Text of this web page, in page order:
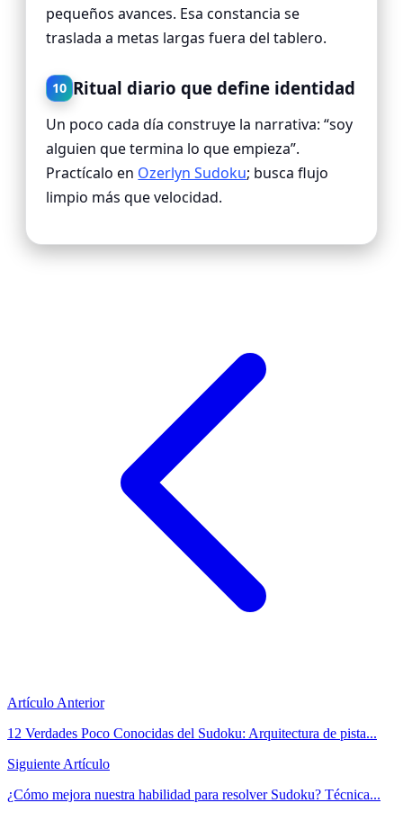
pequeños avances. Esa constancia se
traslada a metas largas fuera del tablero.
10 Ritual diario que define identidad
Un poco cada día construye la narrativa: “soy
alguien que termina lo que empieza”.
Practícalo en Ozerlyn Sudoku; busca flujo
limpio más que velocidad.
Artículo Anterior
12 Verdades Poco Conocidas del Sudoku: Arquitectura de pista...
Siguiente Artículo
¿Cómo mejora nuestra habilidad para resolver Sudoku? Técnica...